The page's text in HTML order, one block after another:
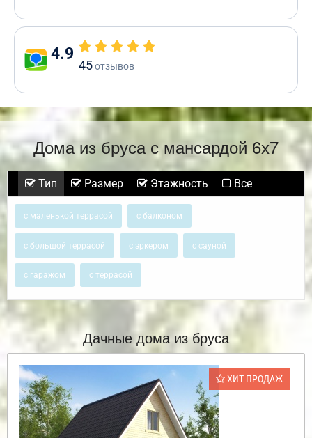
4.9
45отзывов
Дома из бруса с мансардой 6х7
Тип Размер Этажность Все
с маленькой террасой с балконом
с большой террасой с эркером с сауной
с гаражом с террасой
Дачные дома из бруса
ХИТ ПРОДАЖ